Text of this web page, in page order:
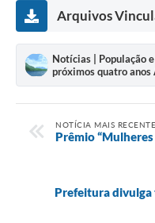
Arquivos
Notícias | População
próximos quatro anos
NOTÍCIA MAIS RECENTE
Prêmio
Prefeitura divulga